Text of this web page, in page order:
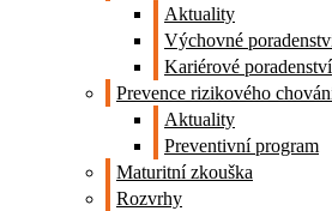
Aktuality
Výchovné
Kariérové poradenství
Prevence rizikového
Aktuality
Preventivní program
Maturitní zkouška
Rozvrhy